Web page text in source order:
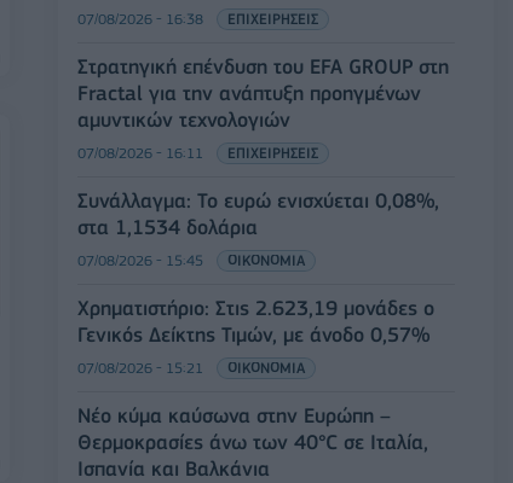
07/08/2026 - 16:38 ΕΠΙΧΕΙΡΗΣΕΙΣ
Στρατηγική επένδυση του EFA GROUP στη
Fractal για την ανάπτυξη προηγμένων
αμυντικών τεχνολογιών
07/08/2026 - 16:11 ΕΠΙΧΕΙΡΗΣΕΙΣ
Συνάλλαγμα: Το ευρώ ενισχύεται 0,08%,
στα 1,1534 δολάρια
07/08/2026 - 15:45 ΟΙΚΟΝΟΜΙΑ
Χρηματιστήριο: Στις 2.623,19 μονάδες ο
Γενικός Δείκτης Τιμών, με άνοδο 0,57%
07/08/2026 - 15:21 ΟΙΚΟΝΟΜΙΑ
Νέο κύμα καύσωνα στην Ευρώπη –
Θερμοκρασίες άνω των 40°C σε Ιταλία,
Ισπανία και Βαλκάνια